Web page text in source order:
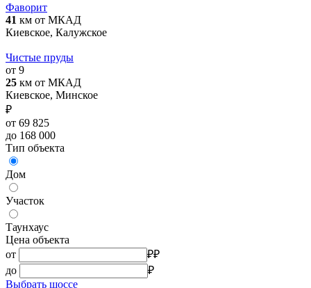
Фаворит
41 км от МКАД
Киевское, Калужское
Чистые пруды
от 9
25 км от МКАД
Киевское, Минское
₽
от 69 825
до 168 000
Тип объекта
Дом
Участок
Таунхаус
Цена объекта
от
₽₽
до
₽
Выбрать шоссе